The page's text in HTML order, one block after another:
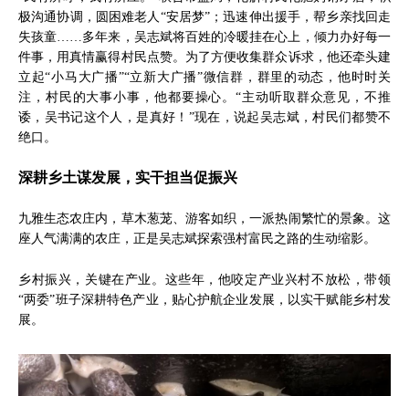
极沟通协调，圆困难老人“安居梦”；迅速伸出援手，帮乡亲找回走
失孩童……多年来，吴志斌将百姓的冷暖挂在心上，倾力办好每一
件事，用真情赢得村民点赞。为了方便收集群众诉求，他还牵头建
立起“小马大广播”“立新大广播”微信群，群里的动态，他时时关
注，村民的大事小事，他都要操心。“主动听取群众意见，不推
诿，吴书记这个人，是真好！”现在，说起吴志斌，村民们都赞不
绝口。
深耕乡土谋发展，实干担当促振兴
九雅生态农庄内，草木葱茏、游客如织，一派热闹繁忙的景象。这
座人气满满的农庄，正是吴志斌探索强村富民之路的生动缩影。
乡村振兴，关键在产业。这些年，他咬定产业兴村不放松，带领
“两委”班子深耕特色产业，贴心护航企业发展，以实干赋能乡村发
展。